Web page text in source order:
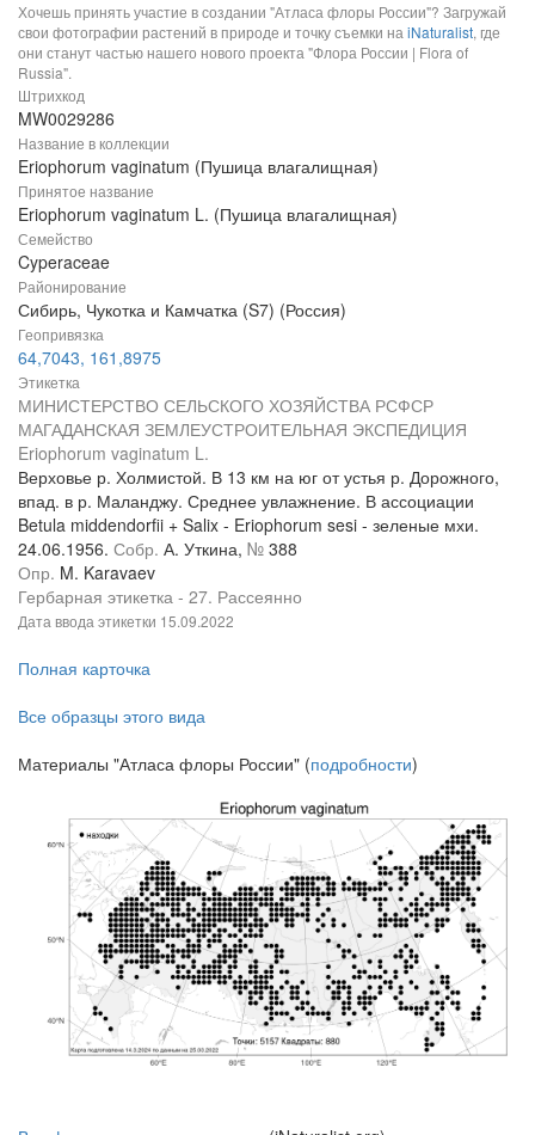
Хочешь принять участие в создании "Атласа флоры России"? Загружай
свои фотографии растений в природе и точку съемки на iNaturalist, где
они станут частью нашего нового проекта "Флора России | Flora of
Russia".
Штрихкод
MW0029286
Название в коллекции
Eriophorum vaginatum (Пушица влагалищная)
Принятое название
Eriophorum vaginatum L. (Пушица влагалищная)
Семейство
Cyperaceae
Районирование
Сибирь, Чукотка и Камчатка (S7) (Россия)
Геопривязка
64,7043, 161,8975
Этикетка
МИНИСТЕРСТВО СЕЛЬСКОГО ХОЗЯЙСТВА РСФСР
МАГАДАНСКАЯ ЗЕМЛЕУСТРОИТЕЛЬНАЯ ЭКСПЕДИЦИЯ
Eriophorum vaginatum L.
Верховье р. Холмистой. В 13 км на юг от устья р. Дорожного,
впад. в р. Маланджу. Среднее увлажнение. В ассоциации
Betula middendorfii + Salix - Eriophorum sesi - зеленые мхи.
24.06.1956. Собр. А. Уткина, № 388
Опр. M. Karavaev
Гербарная этикетка - 27. Рассеянно
Дата ввода этикетки 15.09.2022
Полная карточка
Все образцы этого вида
Материалы "Атласа флоры России" (подробности)